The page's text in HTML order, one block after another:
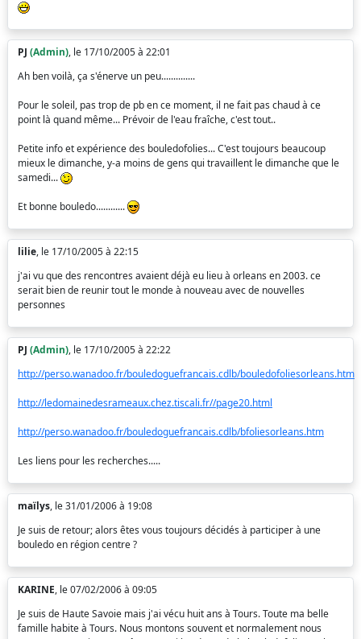
PJ (Admin), le 17/10/2005 à 22:01
Ah ben voilà, ça s'énerve un peu..............
Pour le soleil, pas trop de pb en ce moment, il ne fait pas chaud à ce
point là quand même... Prévoir de l'eau fraîche, c'est tout..
Petite info et expérience des bouledofolies... C'est toujours beaucoup
mieux le dimanche, y-a moins de gens qui travaillent le dimanche que le
samedi...
Et bonne bouledo............
lilie, le 17/10/2005 à 22:15
j'ai vu que des rencontres avaient déjà eu lieu à orleans en 2003. ce
serait bien de reunir tout le monde à nouveau avec de nouvelles
personnes
PJ (Admin), le 17/10/2005 à 22:22
http://perso.wanadoo.fr/bouledoguefrancais.cdlb/bouledofoliesorleans.htm
http://ledomainedesrameaux.chez.tiscali.fr//page20.html
http://perso.wanadoo.fr/bouledoguefrancais.cdlb/bfoliesorleans.htm
Les liens pour les recherches.....
maïlys, le 31/01/2006 à 19:08
Je suis de retour; alors êtes vous toujours décidés à participer à une
bouledo en région centre ?
KARINE, le 07/02/2006 à 09:05
Je suis de Haute Savoie mais j'ai vécu huit ans à Tours. Toute ma belle
famille habite à Tours. Nous montons souvent et normalement nous